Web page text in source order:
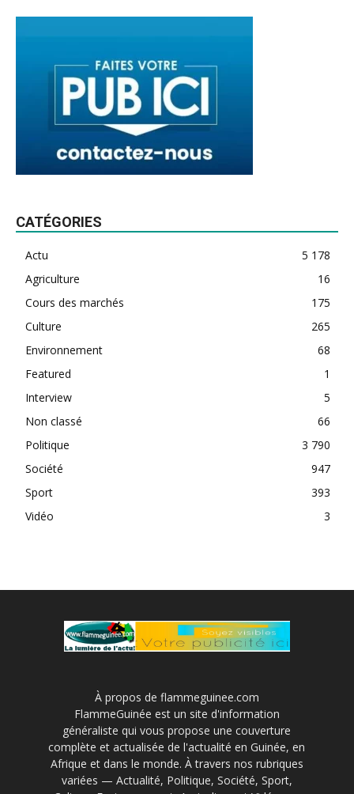
CATÉGORIES
Actu
5 178
Agriculture
16
Cours des marchés
175
Culture
265
Environnement
68
Featured
1
Interview
5
Non classé
66
Politique
3 790
Société
947
Sport
393
Vidéo
3
À propos de flammeguinee.com
FlammeGuinée est un site d'information
généraliste qui vous propose une couverture
complète et actualisée de l'actualité en Guinée, en
Afrique et dans le monde. À travers nos rubriques
variées — Actualité, Politique, Société, Sport,